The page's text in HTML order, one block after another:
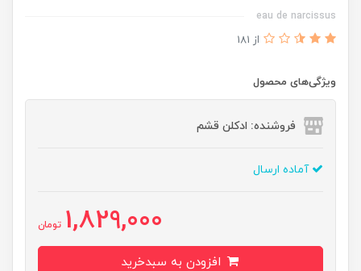
eau de narcissus
از 181
ویژگی‌های محصول
فروشنده: ادکلن قشم
آماده ارسال
1,829,000 تومان